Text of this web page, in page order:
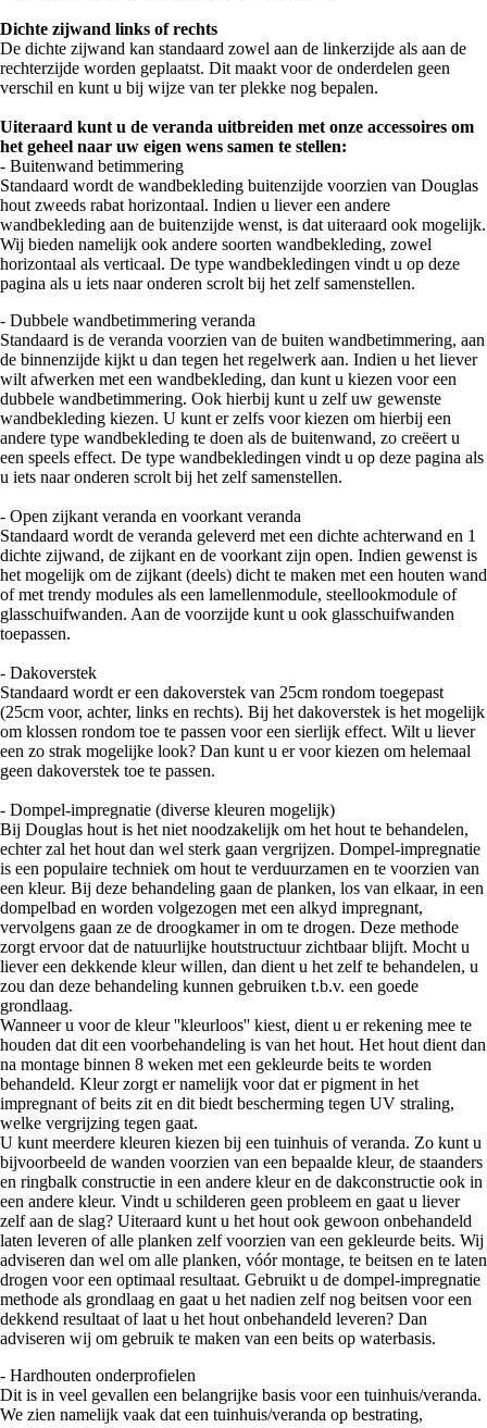
Dichte zijwand links of rechts
De dichte zijwand kan standaard zowel aan de linkerzijde als aan de
rechterzijde worden geplaatst. Dit maakt voor de onderdelen geen
verschil en kunt u bij wijze van ter plekke nog bepalen.
Uiteraard kunt u de veranda uitbreiden met onze accessoires om
het geheel naar uw eigen wens samen te stellen:
- Buitenwand betimmering
Standaard wordt de wandbekleding buitenzijde voorzien van Douglas
hout zweeds rabat horizontaal. Indien u liever een andere
wandbekleding aan de buitenzijde wenst, is dat uiteraard ook mogelijk.
Wij bieden namelijk ook andere soorten wandbekleding, zowel
horizontaal als verticaal. De type wandbekledingen vindt u op deze
pagina als u iets naar onderen scrolt bij het zelf samenstellen.
- Dubbele wandbetimmering veranda
Standaard is de veranda voorzien van de buiten wandbetimmering, aan
de binnenzijde kijkt u dan tegen het regelwerk aan. Indien u het liever
wilt afwerken met een wandbekleding, dan kunt u kiezen voor een
dubbele wandbetimmering. Ook hierbij kunt u zelf uw gewenste
wandbekleding kiezen. U kunt er zelfs voor kiezen om hierbij een
andere type wandbekleding te doen als de buitenwand, zo creëert u
een speels effect. De type wandbekledingen vindt u op deze pagina als
u iets naar onderen scrolt bij het zelf samenstellen.
- Open zijkant veranda en voorkant veranda
Standaard wordt de veranda geleverd met een dichte achterwand en 1
dichte zijwand, de zijkant en de voorkant zijn open. Indien gewenst is
het mogelijk om de zijkant (deels) dicht te maken met een houten wand
of met trendy modules als een lamellenmodule, steellookmodule of
glasschuifwanden. Aan de voorzijde kunt u ook glasschuifwanden
toepassen.
- Dakoverstek
Standaard wordt er een dakoverstek van 25cm rondom toegepast
(25cm voor, achter, links en rechts). Bij het dakoverstek is het mogelijk
om klossen rondom toe te passen voor een sierlijk effect. Wilt u liever
een zo strak mogelijke look? Dan kunt u er voor kiezen om helemaal
geen dakoverstek toe te passen.
- Dompel-impregnatie (diverse kleuren mogelijk)
Bij Douglas hout is het niet noodzakelijk om het hout te behandelen,
echter zal het hout dan wel sterk gaan vergrijzen. Dompel-impregnatie
is een populaire techniek om hout te verduurzamen en te voorzien van
een kleur. Bij deze behandeling gaan de planken, los van elkaar, in een
dompelbad en worden volgezogen met een alkyd impregnant,
vervolgens gaan ze de droogkamer in om te drogen. Deze methode
zorgt ervoor dat de natuurlijke houtstructuur zichtbaar blijft. Mocht u
liever een dekkende kleur willen, dan dient u het zelf te behandelen, u
zou dan deze behandeling kunnen gebruiken t.b.v. een goede
grondlaag.
Wanneer u voor de kleur ''kleurloos'' kiest, dient u er rekening mee te
houden dat dit een voorbehandeling is van het hout. Het hout dient dan
na montage binnen 8 weken met een gekleurde beits te worden
behandeld. Kleur zorgt er namelijk voor dat er pigment in het
impregnant of beits zit en dit biedt bescherming tegen UV straling,
welke vergrijzing tegen gaat.
U kunt meerdere kleuren kiezen bij een tuinhuis of veranda. Zo kunt u
bijvoorbeeld de wanden voorzien van een bepaalde kleur, de staanders
en ringbalk constructie in een andere kleur en de dakconstructie ook in
een andere kleur. Vindt u schilderen geen probleem en gaat u liever
zelf aan de slag? Uiteraard kunt u het hout ook gewoon onbehandeld
laten leveren of alle planken zelf voorzien van een gekleurde beits. Wij
adviseren dan wel om alle planken, vóór montage, te beitsen en te laten
drogen voor een optimaal resultaat. Gebruikt u de dompel-impregnatie
methode als grondlaag en gaat u het nadien zelf nog beitsen voor een
dekkend resultaat of laat u het hout onbehandeld leveren? Dan
adviseren wij om gebruik te maken van een beits op waterbasis.
- Hardhouten onderprofielen
Dit is in veel gevallen een belangrijke basis voor een tuinhuis/veranda.
We zien namelijk vaak dat een tuinhuis/veranda op bestrating,